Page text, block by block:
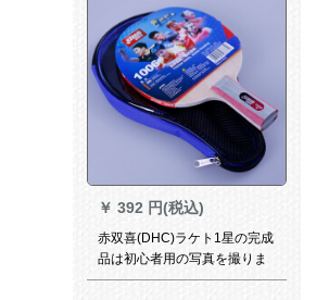
をプロシュートします。
￥ 392 円(税込)
赤双喜(DHC)ラケト1星の完成
品は初心者用の写真を撮りま
す。星1006スト/シプロシュー